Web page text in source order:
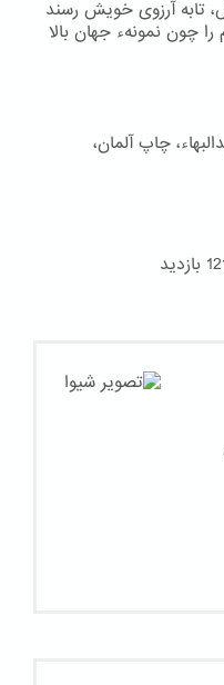
تابه آرزوی خویش رسند
چون نمونهء جهان بالا
چاپ آلمان،